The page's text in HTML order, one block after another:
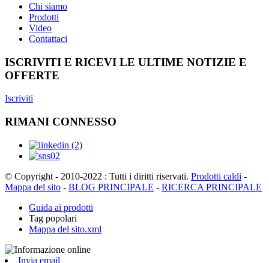
Chi siamo
Prodotti
Video
Contattaci
ISCRIVITI E RICEVI LE ULTIME NOTIZIE E
OFFERTE
Iscriviti
RIMANI CONNESSO
© Copyright - 2010-2022 : Tutti i diritti riservati. Prodotti caldi -
Mappa del sito - BLOG PRINCIPALE - RICERCA PRINCIPALE
Guida ai prodotti
Tag popolari
Mappa del sito.xml
Invia email